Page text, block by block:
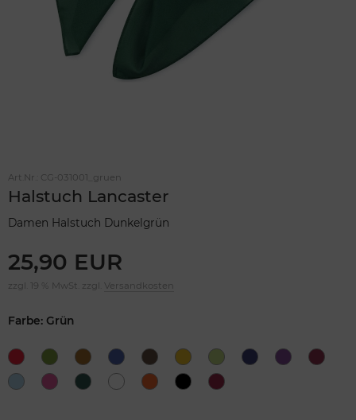
Art.Nr.: CG-031001_gruen
Halstuch Lancaster
Damen Halstuch Dunkelgrün
25,90 EUR
zzgl. 19 % MwSt. zzgl. Versandkosten
Farbe: Grün